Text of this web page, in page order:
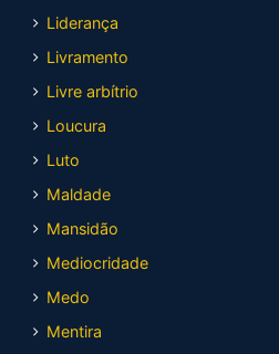
Liderança
Livramento
Livre arbítrio
Loucura
Luto
Maldade
Mansidão
Mediocridade
Medo
Mentira